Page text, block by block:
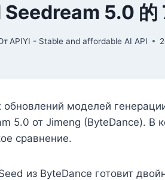
5.0 的
APIYI - Stable and affordable AI API
моделей
5.0 от Jimeng (ByteDance). В
сравнение.
из ByteDance готовит